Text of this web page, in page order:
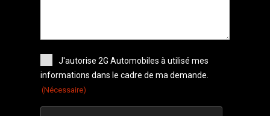
J'autorise 2G Automobiles à utilisé mes
informations dans le cadre de ma demande.
(Nécessaire)